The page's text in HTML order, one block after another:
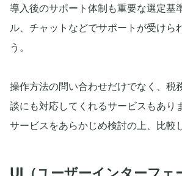
導入後のサポート体制も重要な選定基
ル、チャットなどでサポートが受けら
う。
操作方法の問い合わせだけでなく、税
談にも対応してくれるサービスもあり
サービスをあらかじめ検討の上、比較